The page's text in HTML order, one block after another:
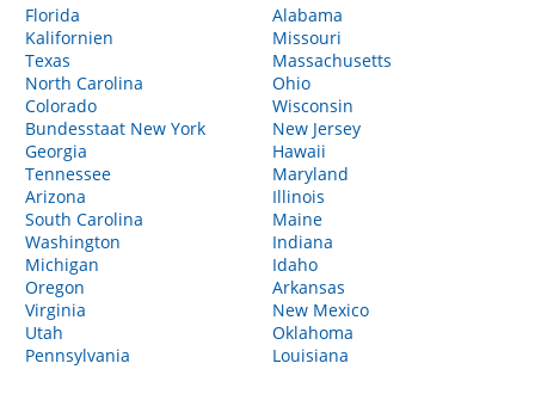
Florida
Kalifornien
Texas
North Carolina
Colorado
Bundesstaat New York
Georgia
Tennessee
Arizona
South Carolina
Washington
Michigan
Oregon
Virginia
Utah
Pennsylvania
Alabama
Missouri
Massachusetts
Ohio
Wisconsin
New Jersey
Hawaii
Maryland
Illinois
Maine
Indiana
Idaho
Arkansas
New Mexico
Oklahoma
Louisiana